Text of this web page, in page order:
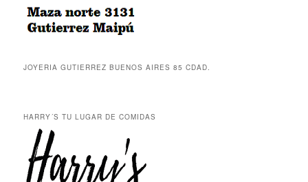
JOYERIA GUTIERREZ BUENOS AIRES 85 CDAD.
HARRY´S TU LUGAR DE COMIDAS